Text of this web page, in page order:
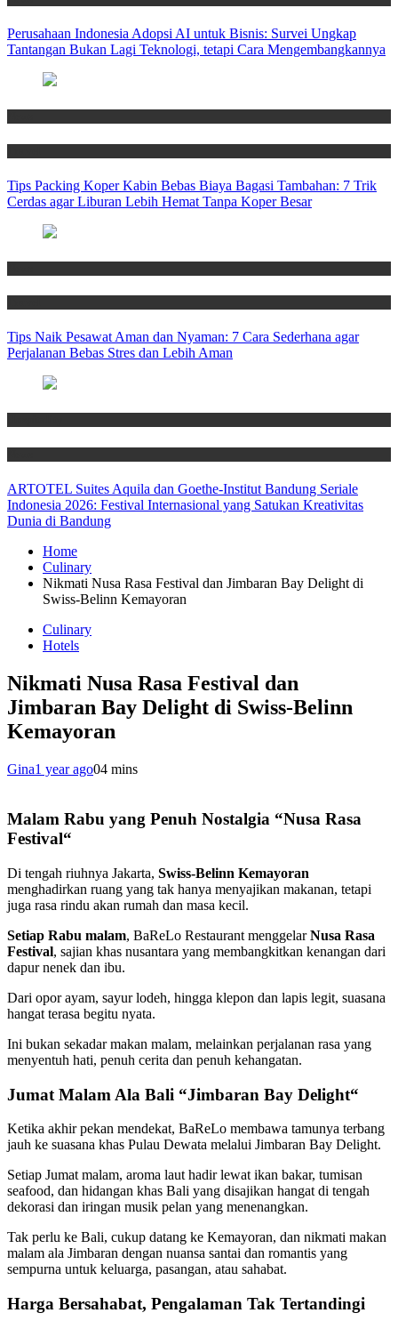
Perusahaan Indonesia Adopsi AI untuk Bisnis: Survei Ungkap
Tantangan Bukan Lagi Teknologi, tetapi Cara Mengembangkannya
Tips Packing Koper Kabin Bebas Biaya Bagasi Tambahan: 7 Trik
Cerdas agar Liburan Lebih Hemat Tanpa Koper Besar
Tips Naik Pesawat Aman dan Nyaman: 7 Cara Sederhana agar
Perjalanan Bebas Stres dan Lebih Aman
ARTOTEL Suites Aquila dan Goethe-Institut Bandung Seriale
Indonesia 2026: Festival Internasional yang Satukan Kreativitas
Dunia di Bandung
Home
Culinary
Nikmati Nusa Rasa Festival dan Jimbaran Bay Delight di
Swiss-Belinn Kemayoran
Culinary
Hotels
Nikmati Nusa Rasa Festival dan
Jimbaran Bay Delight di Swiss-Belinn
Kemayoran
Gina1 year ago04 mins
Malam Rabu yang Penuh Nostalgia “Nusa Rasa
Festival“
Di tengah riuhnya Jakarta, Swiss-Belinn Kemayoran
menghadirkan ruang yang tak hanya menyajikan makanan, tetapi
juga rasa rindu akan rumah dan masa kecil.
Setiap Rabu malam, BaReLo Restaurant menggelarNusa Rasa
Festival, sajian khas nusantara yang membangkitkan kenangan dari
dapur nenek dan ibu.
Dari opor ayam, sayur lodeh, hingga klepon dan lapis legit, suasana
hangat terasa begitu nyata.
Ini bukan sekadar makan malam, melainkan perjalanan rasa yang
menyentuh hati, penuh cerita dan penuh kehangatan.
Jumat Malam Ala Bali “Jimbaran Bay Delight“
Ketika akhir pekan mendekat, BaReLo membawa tamunya terbang
jauh ke suasana khas Pulau Dewata melalui Jimbaran Bay Delight.
Setiap Jumat malam, aroma laut hadir lewat ikan bakar, tumisan
seafood, dan hidangan khas Bali yang disajikan hangat di tengah
dekorasi dan iringan musik pelan yang menenangkan.
Tak perlu ke Bali, cukup datang ke Kemayoran, dan nikmati makan
malam ala Jimbaran dengan nuansa santai dan romantis yang
sempurna untuk keluarga, pasangan, atau sahabat.
Harga Bersahabat, Pengalaman Tak Tertandingi